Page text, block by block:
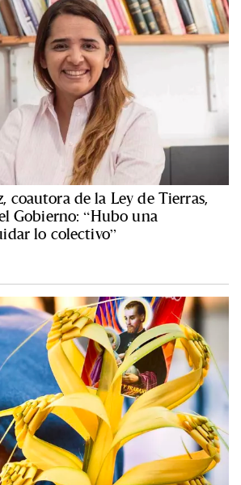
coautora de la Ley de Tierras,
Gobierno: “Hubo una
lo colectivo”